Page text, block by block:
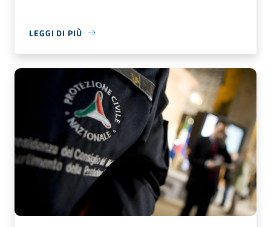
LEGGI DI PIÙ